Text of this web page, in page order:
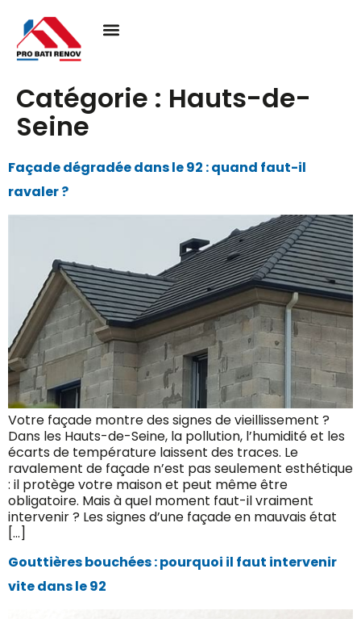
Catégorie : Hauts-de-
Seine
Façade dégradée dans le 92 : quand faut-il
ravaler ?
Votre façade montre des signes de vieillissement ?
Dans les Hauts-de-Seine, la pollution, l’humidité et les
écarts de température laissent des traces. Le
ravalement de façade n’est pas seulement esthétique
: il protège votre maison et peut même être
obligatoire. Mais à quel moment faut-il vraiment
intervenir ? Les signes d’une façade en mauvais état
[…]
Gouttières bouchées : pourquoi il faut intervenir
vite dans le 92